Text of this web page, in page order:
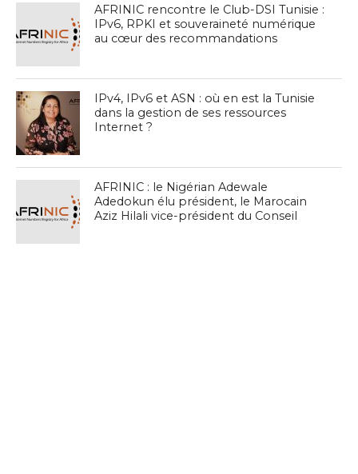
AFRINIC rencontre le Club-DSI Tunisie :
IPv6, RPKI et souveraineté numérique
au cœur des recommandations
IPv4, IPv6 et ASN : où en est la Tunisie
dans la gestion de ses ressources
Internet ?
AFRINIC : le Nigérian Adewale
Adedokun élu président, le Marocain
Aziz Hilali vice-président du Conseil